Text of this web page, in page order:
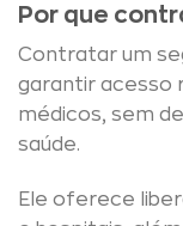
Por que
Contratar um
garantir acesso
médicos, sem
saúde.
Ele oferece